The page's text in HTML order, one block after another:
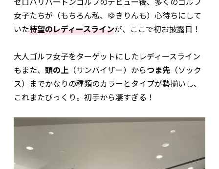
女子たちが（もちろん私、ゆきりんも）心待ちにして
いた待望のレディースラインが、ここで初お披露目！
大人ゴルフ女子をターゲットにしたレディースライン
もまた、 頭の上 （サンバイザー）からつま先 （ソック
ス）までかなりの種類のカラーとタイプが勢揃いし、
これまたびっくり。初手から凄すぎる！